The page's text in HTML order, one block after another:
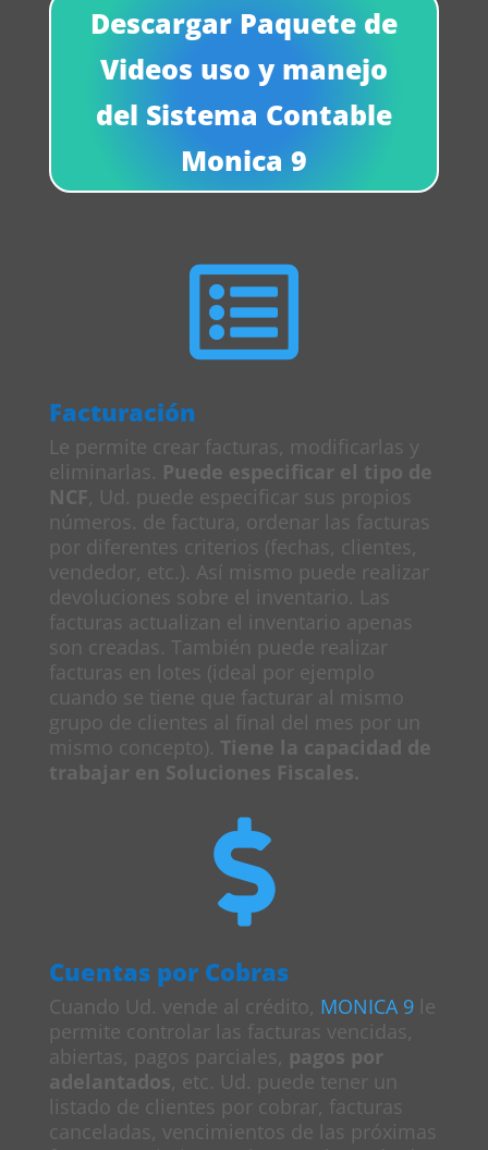
Descargar Paquete de
Videos uso y manejo
del Sistema Contable
Monica 9

Facturación
Le permite crear facturas, modificarlas y
eliminarlas. Puede especificar el tipo de
NCF, Ud. puede especificar sus propios
números. de factura, ordenar las facturas
por diferentes criterios (fechas, clientes,
vendedor, etc.). Así mismo puede realizar
devoluciones sobre el inventario. Las
facturas actualizan el inventario apenas
son creadas. También puede realizar
facturas en lotes (ideal por ejemplo
cuando se tiene que facturar al mismo
grupo de clientes al final del mes por un
mismo concepto). Tiene la capacidad de
trabajar en Soluciones Fiscales.

Cuentas por Cobras
Cuando Ud. vende al crédito, MONICA 9le
permite controlar las facturas vencidas,
abiertas, pagos parciales, pagos por
adelantados, etc. Ud. puede tener un
listado de clientes por cobrar, facturas
canceladas, vencimientos de las próximas